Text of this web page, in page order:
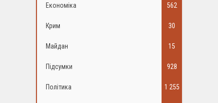
Економіка 562
Крим 30
Майдан 15
Підсумки 928
Політика 1 255